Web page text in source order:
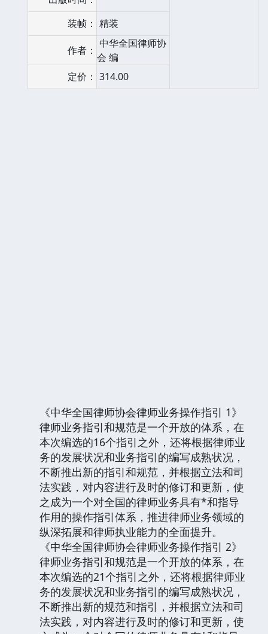
装帧： 精装
作者：
中华全国律师协
会 编
定价： 314.00
《中华全国律师协会律师业务操作指引 1》
律师业务指引和规范是一个开放的体系，在
本次编选的16个指引之外，还将根据律师业
务的发展状况和业务指引的编写成熟状况，
不断推出新的指引和规范，并根据立法和司
法实践，对内容进行及时的修订和更新，使
之成为一个对全国的律师业务具有*和指导
作用的操作指引体系，推进律师业务领域的
纵深拓展和律师执业能力的全面提升。
《中华全国律师协会律师业务操作指引 2》
律师业务指引和规范是一个开放的体系，在
本次编选的21个指引之外，还将根据律师业
务的发展状况和业务指引的编写成熟状况，
不断推出新的规范和指引，并根据立法和司
法实践，对内容进行及时的修订和更新，使